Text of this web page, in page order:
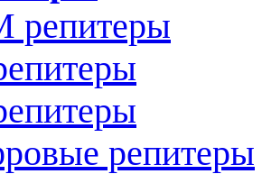
репитеры
репитеры